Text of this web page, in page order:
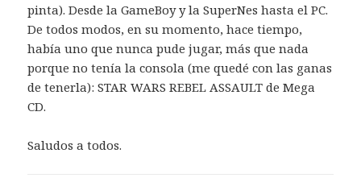
pinta). Desde la GameBoy y la SuperNes hasta el PC.
De todos modos, en su momento, hace tiempo,
había uno que nunca pude jugar, más que nada
porque no tenía la consola (me quedé con las ganas
de tenerla): STAR WARS REBEL ASSAULT de Mega
CD.
Saludos a todos.